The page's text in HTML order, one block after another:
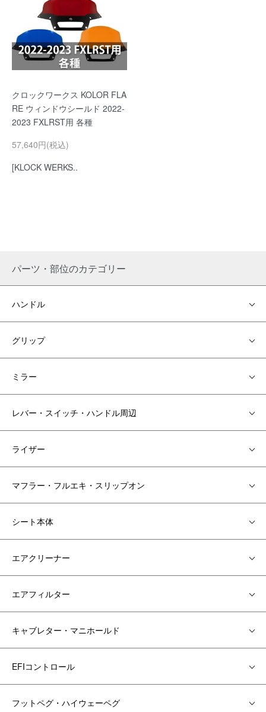
クロックワークス KOLOR FLA
RE ウィンドウシールド 2022-
2023 FXLRST用 各種
57,640円(税込)
[KLOCK WERKS..
パーツ・部位のカテゴリー
ハンドル
グリップ
ミラー
レバー・スイッチ・ハンドル周辺
ライザー
マフラー・フルエキ・スリップオン
シート本体
エアクリーナー
エアフィルター
キャブレター・マニホールド
EFIコントロール
フットペグ・ハイウェーペグ